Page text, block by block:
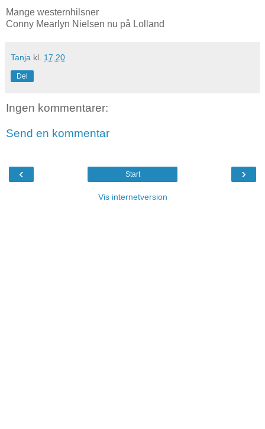
Mange westernhilsner
Conny Mearlyn Nielsen nu på Lolland
Tanja kl. 17.20
Del
Ingen kommentarer:
Send en kommentar
‹ ›
Start
Vis internetversion